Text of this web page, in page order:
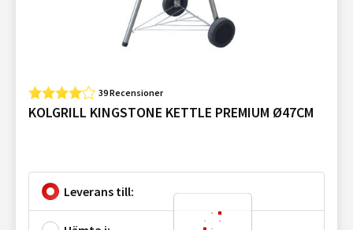
39 Recensioner
KOLGRILL KINGSTONE KETTLE PREMIUM Ø47CM
Leverans till: